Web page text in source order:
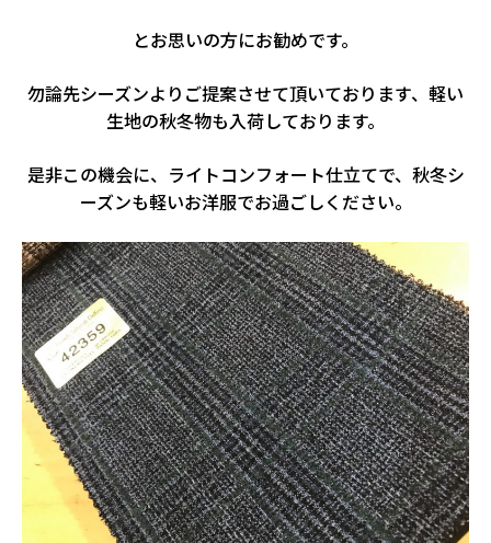
とお思いの方にお勧めです。
勿論先シーズンよりご提案させて頂いております、軽い
生地の秋冬物も入荷しております。
是非この機会に、ライトコンフォート仕立てで、秋冬シ
ーズンも軽いお洋服でお過ごしください。